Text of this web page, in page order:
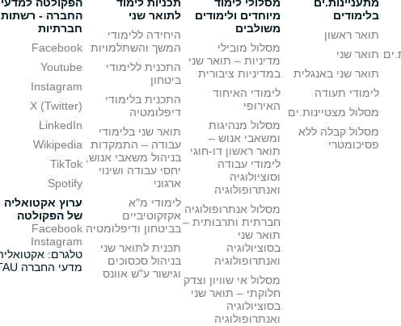
בלימודים
תואר ראשון
תואר שני
תואר שני באנגלית
לימודי תעודה
מסלול מצטיינות.ים
מסלול קבלה ללא
פסיכומטרי
מיוחדים ולימודים
משולבים
מסלול מובילי
מדיניות – תואר שני
במדיניות ציבורית
לימודי האיחוד
האירופי
מסלול מנהיגות
ומשאבי אנוש –
תואר ראשון דו-חוגי
לימודי עבודה
וסוציולוגיה
ואנתרופולוגיה
מסלול אנתרופולוגיה
חברתית ותרבותית –
תואר שני
בסוציולוגיה
ואנתרופולוגיה
מסלול אי שוויון וצדק
חלוקתי – תואר שני
בסוציולוגיה
ואנתרופולוגיה
לתואר שני
היחידה ללימודי
המשך והשתלמויות
התכנית ללימודי
ביטחון
התכנית בלימודי
דיפלומטיה
תואר שני בלימודי
עבודה – התמקדות
בניהול משאבי אנוש,
יחסי עבודה ושינוי
ארגוני
לימודי מ"א
אקזקוטיביים
בביטחון ודיפלומטיה
תכנית לתואר שני
בניהול סכסוכים
וגישור ע"ש אוונס
החברה - רשתות
חברתיות
Facebook
Youtube
Instagram
X (Twitter)
LinkedIn
Wikipedia
TikTok
Spotify
ערוץ אקטואליה
של הפקולטה
Facebook
Instagram
טלגרם:
מדעי החברה TAU